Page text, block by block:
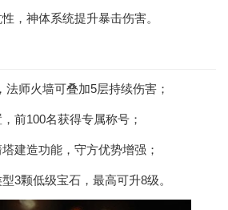
，神体系统提升暴击伤害。
法师火墙可叠加5层持续伤害；
前100名获得专属称号；
建造功能，守方优势增强；
3颗低级宝石，最高可升8级。